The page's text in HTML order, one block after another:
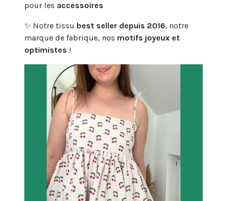
pour les accessoires
✨ Notre tissu best seller depuis 2016, notre
marque de fabrique, nos motifs joyeux et
optimistes !